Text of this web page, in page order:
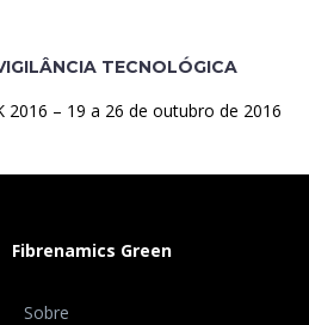
TECNOLÓGICA
2016 – 19 a 26 de outubro de 2016
Fibrenamics Green
Sobre